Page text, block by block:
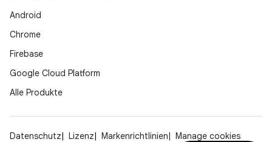
Android
Chrome
Firebase
Google Cloud Platform
Alle Produkte
Datenschutz Lizenz Markenrichtlinien
Manage cookies